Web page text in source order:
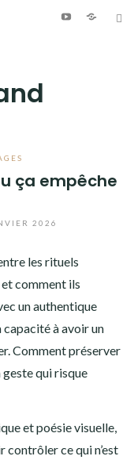
Youtube
ça empêche
2026
les rituels
comment ils
un authentique
à avoir un
Comment préserver
geste qui risque
et poésie visuelle,
contrôler ce qui n’est